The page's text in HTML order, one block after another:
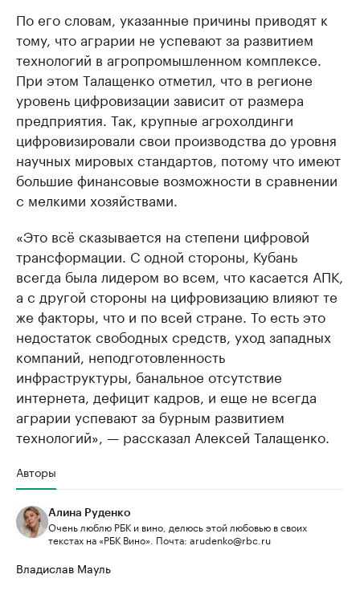
По его словам, указанные причины приводят к
тому, что аграрии не успевают за развитием
технологий в агропромышленном комплексе.
При этом Талащенко отметил, что в регионе
уровень цифровизации зависит от размера
предприятия. Так, крупные агрохолдинги
цифровизировали свои производства до уровня
научных мировых стандартов, потому что имеют
большие финансовые возможности в сравнении
с мелкими хозяйствами.
«Это всё сказывается на степени цифровой
трансформации. С одной стороны, Кубань
всегда была лидером во всем, что касается АПК,
а с другой стороны на цифровизацию влияют те
же факторы, что и по всей стране. То есть это
недостаток свободных средств, уход западных
компаний, неподготовленность
инфраструктуры, банальное отсутствие
интернета, дефицит кадров, и еще не всегда
аграрии успевают за бурным развитием
технологий», — рассказал Алексей Талащенко.
Авторы
Алина Руденко
Очень люблю РБК и вино, делюсь этой любовью в своих
текстах на «РБК Вино». Почта: arudenko@rbc.ru
Владислав Мауль